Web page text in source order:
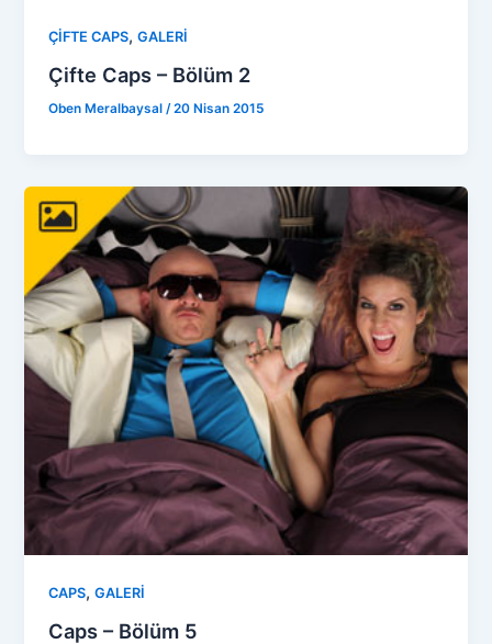
ÇİFTE CAPS,GALERİ
Çifte Caps – Bölüm 2
Oben Meralbaysal /20 Nisan 2015
CAPS,GALERİ
Caps – Bölüm 5